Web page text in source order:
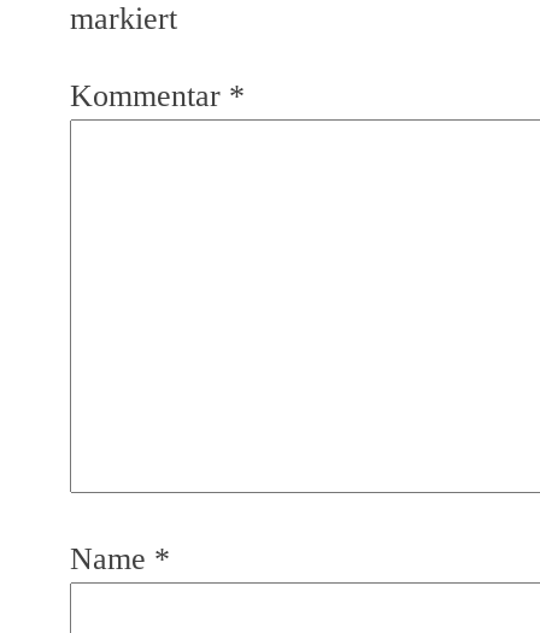
markiert
Kommentar *
Name *